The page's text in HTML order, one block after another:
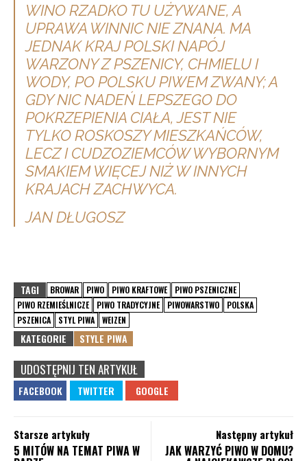
WINO RZADKO TU UŻYWANE, A
UPRAWA WINNIC NIE ZNANA. MA
JEDNAK KRAJ POLSKI NAPÓJ
WARZONY Z PSZENICY, CHMIELU I
WODY, PO POLSKU PIWEM ZWANY; A
GDY NIC NADEŃ LEPSZEGO DO
POKRZEPIENIA CIAŁA, JEST NIE
TYLKO ROSKOSZY MIESZKAŃCÓW,
LECZ I CUDZOZIEMCÓW WYBORNYM
SMAKIEM WIĘCEJ NIŻ W INNYCH
KRAJACH ZACHWYCA.
JAN DŁUGOSZ
TAGI BROWAR PIWO PIWO KRAFTOWE
PIWO PSZENICZNE
PIWO RZEMIEŚLNICZE
PIWO TRADYCYJNE PIWOWARSTWO
POLSKA
PSZENICA
STYL PIWA WEIZEN
KATEGORIE STYLE PIWA
UDOSTĘPNIJ TEN ARTYKUŁ
Starsze artykuły
5 MITÓW NA TEMAT PIWA W
Następny artykuł
JAK WARZYĆ PIWO W DOMU?